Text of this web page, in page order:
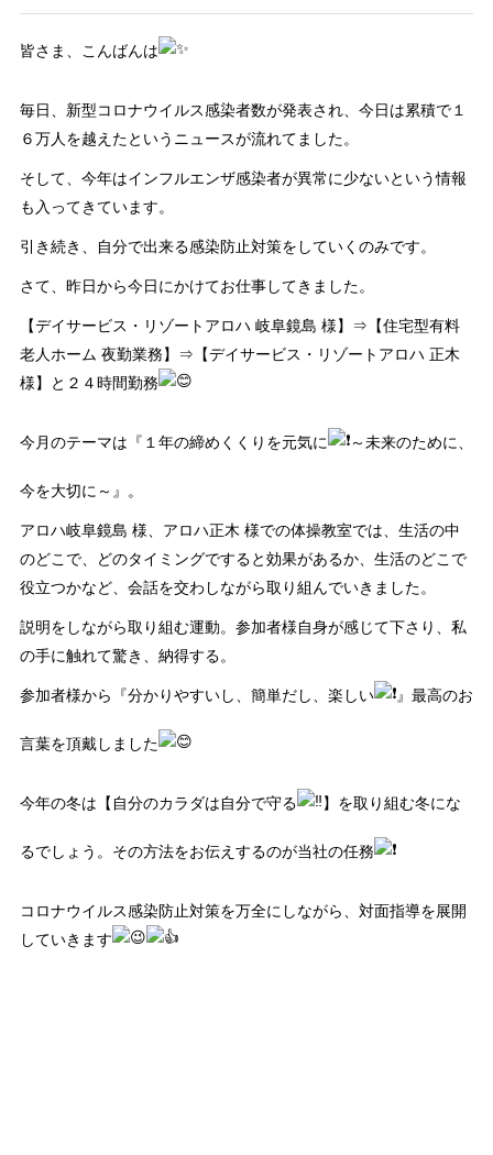
皆さま、こんばんは
毎日、新型コロナウイルス感染者数が発表され、今日は累積で１
６万人を越えたというニュースが流れてました。
そして、今年はインフルエンザ感染者が異常に少ないという情報
も入ってきています。
引き続き、自分で出来る感染防止対策をしていくのみです。
さて、昨日から今日にかけてお仕事してきました。
【デイサービス・リゾートアロハ 岐阜鏡島 様】⇒【住宅型有料
老人ホーム 夜勤業務】⇒【デイサービス・リゾートアロハ 正木
様】と２４時間勤務
今月のテーマは『１年の締めくくりを元気に ～未来のために、
今を大切に～』。
アロハ岐阜鏡島 様、アロハ正木 様での体操教室では、生活の中
のどこで、どのタイミングですると効果があるか、生活のどこで
役立つかなど、会話を交わしながら取り組んでいきました。
説明をしながら取り組む運動。参加者様自身が感じて下さり、私
の手に触れて驚き、納得する。
参加者様から『分かりやすいし、簡単だし、楽しい 』最高のお
言葉を頂戴しました
今年の冬は【自分のカラダは自分で守る 】を取り組む冬にな
るでしょう。その方法をお伝えするのが当社の任務
コロナウイルス感染防止対策を万全にしながら、対面指導を展開
していきます